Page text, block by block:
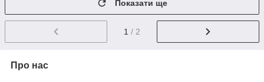
Показати ще
1 / 2
Про нас